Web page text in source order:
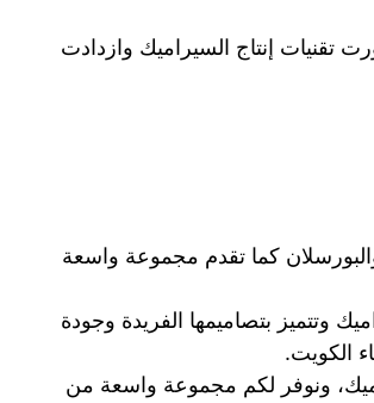
تقنيات إنتاج السيراميك وازدادت
كما تقدم مجموعة واسعة
وتتميز بتصاميمها الفريدة وجودة
الكويت.
ونوفر لكم مجموعة واسعة من